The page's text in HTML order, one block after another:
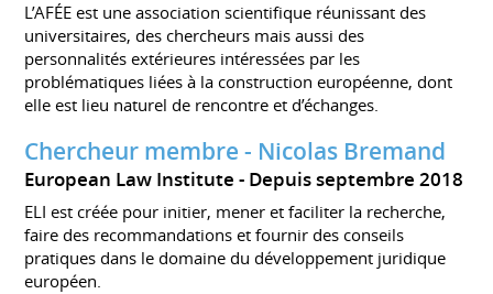
L’AFÉE est une association scientifique réunissant des
universitaires, des chercheurs mais aussi des
personnalités extérieures intéressées par les
problématiques liées à la construction européenne, dont
elle est lieu naturel de rencontre et d’échanges.
Chercheur membre - Nicolas Bremand
European Law Institute Depuis septembre 2018
ELI est créée pour initier, mener et faciliter la recherche,
faire des recommandations et fournir des conseils
pratiques dans le domaine du développement juridique
européen.